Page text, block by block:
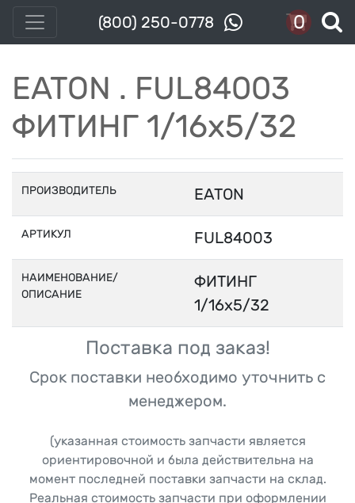
(800) 250-0778 0
EATON . FUL84003
ФИТИНГ 1/16x5/32
ПРОИЗВОДИТЕЛЬ EATON
АРТИКУЛ FUL84003
НАИМЕНОВАНИЕ/
ОПИСАНИЕ
ФИТИНГ
1/16x5/32
Поставка под заказ!
Срок поставки необходимо уточнить с
менеджером.
(указанная стоимость запчасти является
ориентировочной и была действительна на
момент последней поставки запчасти на склад.
Реальная стоимость запчасти при оформлении